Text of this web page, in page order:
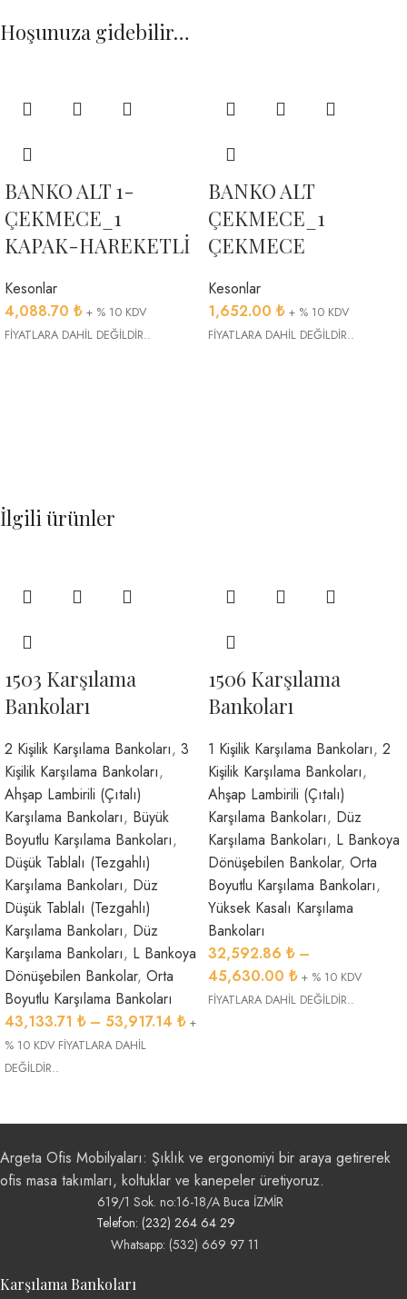
Hoşunuza gidebilir…
BANKO ALT 1-
ÇEKMECE_1
KAPAK-HAREKETLİ
Kesonlar
4,088.70 ₺ + % 10 KDV
FİYATLARA DAHİL DEĞİLDİR..
BANKO ALT
ÇEKMECE_1
ÇEKMECE
Kesonlar
1,652.00 ₺ + % 10 KDV
FİYATLARA DAHİL DEĞİLDİR..
İlgili ürünler
1503 Karşılama
Bankoları
2 Kişilik Karşılama Bankoları, 3
Kişilik Karşılama Bankoları,
Ahşap Lambirili (Çıtalı)
Karşılama Bankoları, Büyük
Boyutlu Karşılama Bankoları,
Düşük Tablalı (Tezgahlı)
Karşılama Bankoları, Düz
Düşük Tablalı (Tezgahlı)
Karşılama Bankoları, Düz
Karşılama Bankoları, L Bankoya
Dönüşebilen Bankolar, Orta
Boyutlu Karşılama Bankoları
43,133.71 ₺ – 53,917.14 ₺ +
% 10 KDV FİYATLARA DAHİL
DEĞİLDİR..
1506 Karşılama
Bankoları
1 Kişilik Karşılama Bankoları, 2
Kişilik Karşılama Bankoları,
Ahşap Lambirili (Çıtalı)
Karşılama Bankoları, Düz
Karşılama Bankoları, L Bankoya
Dönüşebilen Bankolar, Orta
Boyutlu Karşılama Bankoları,
Yüksek Kasalı Karşılama
Bankoları
32,592.86 ₺ –
45,630.00 ₺ + % 10 KDV
FİYATLARA DAHİL DEĞİLDİR..
Argeta Ofis Mobilyaları: Şıklık ve ergonomiyi bir araya getirerek
ofis masa takımları, koltuklar ve kanepeler üretiyoruz.
619/1 Sok. no:16-18/A Buca İZMİR
Telefon: (232) 264 64 29
Whatsapp: (532) 669 97 11
Karşılama Bankoları